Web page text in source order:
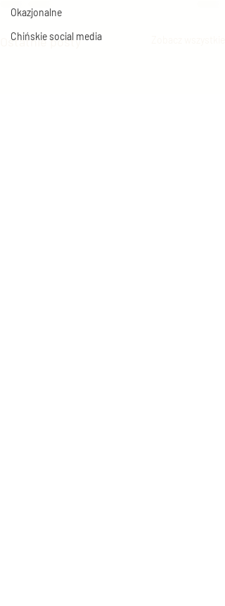
Okazjonalne
Chińskie social media
Ostatnie posty